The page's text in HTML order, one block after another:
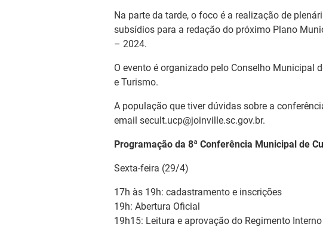
Na parte da tarde, o foco é a realização de
subsídios para a redação do próximo Plano
– 2024.
O evento é organizado pelo Conselho Municipal
e Turismo.
A população que tiver dúvidas sobre a
email secult.ucp@joinville.sc.gov.br.
Programação da 8ª Conferência Municipal de
Sexta-feira (29/4)
17h às 19h: cadastramento e inscrições
19h: Abertura Oficial
19h15: Leitura e aprovação do Regimento Interno